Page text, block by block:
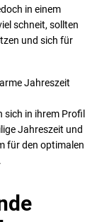
in einem
schneit, sollten
und sich für
Jahreszeit
sich in ihrem Profil
Jahreszeit und
für den optimalen